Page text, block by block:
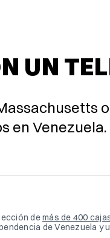
UN
en Venezuela.
de más de 400
de Venezuela y